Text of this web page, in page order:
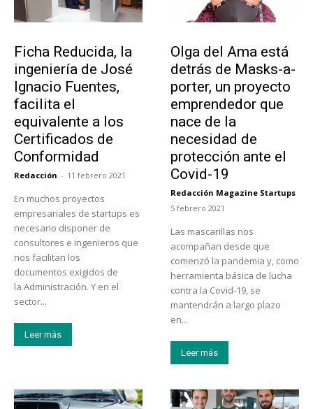
Ficha Reducida, la
ingeniería de José
Ignacio Fuentes,
facilita el
equivalente a los
Certificados de
Conformidad
Redacción - 11 febrero 2021
En muchos proyectos
empresariales de startups es
necesario disponer de
consultores e ingenieros que
nos facilitan los
documentos exigidos de
la Administración. Y en el
sector...
Leer más
Olga del Ama está
detrás de Masks-a-
porter, un proyecto
emprendedor que
nace de la
necesidad de
protección ante el
Covid-19
Redacción Magazine Startups
-
5 febrero 2021
Las mascarillas nos
acompañan desde que
comenzó la pandemia y, como
herramienta básica de lucha
contra la Covid-19, se
mantendrán a largo plazo
en...
Leer más